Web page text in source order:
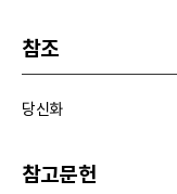
참조
당신화
참고문헌